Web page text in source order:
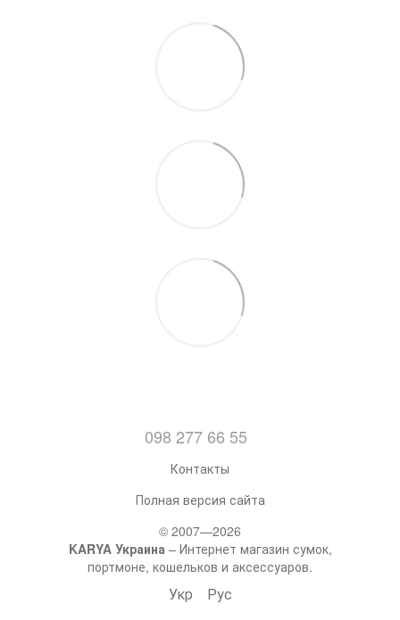
098 277 66 55
Контакты
Полная версия сайта
© 2007—2026
KARYA Украина – Интернет магазин сумок,
портмоне, кошельков и аксессуаров.
Укр Рус